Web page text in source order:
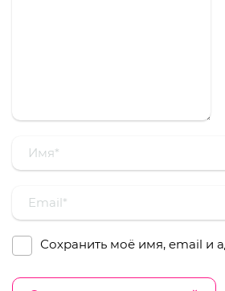
Сохранить моё имя, email и